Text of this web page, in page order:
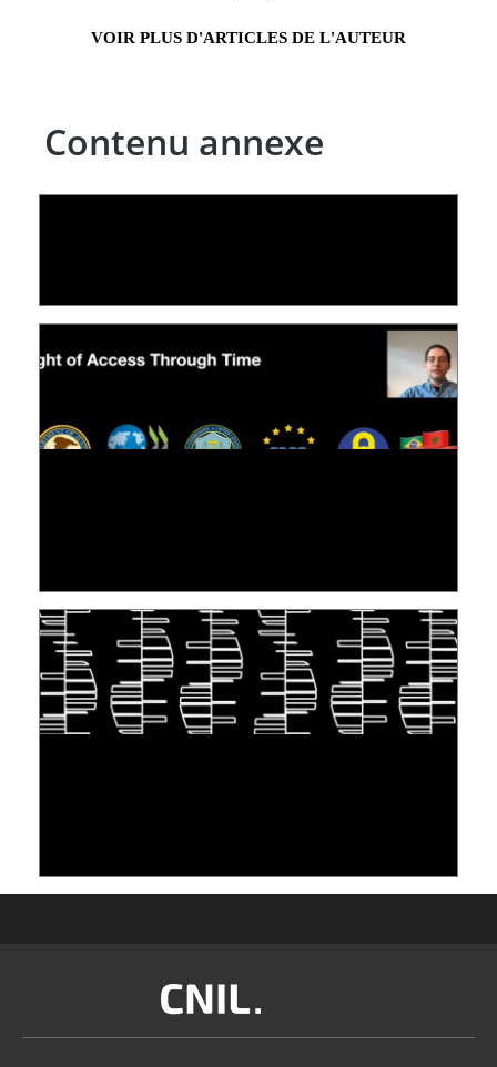
VOIR PLUS D'ARTICLES DE L'AUTEUR
Contenu annexe
Image